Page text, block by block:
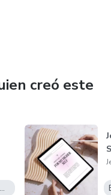
creó este
Emprendimiento Digital